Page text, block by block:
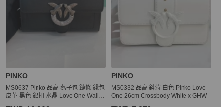
PINKO
MS0637 Pinko 品高 燕子包 鏈條 錢包
皮革 黑色 銀扣 水晶 Love One Wallet
PINKO
MS0332 品高 斜背 白色 Pinko Love
One 26cm Crossbody White x GHW